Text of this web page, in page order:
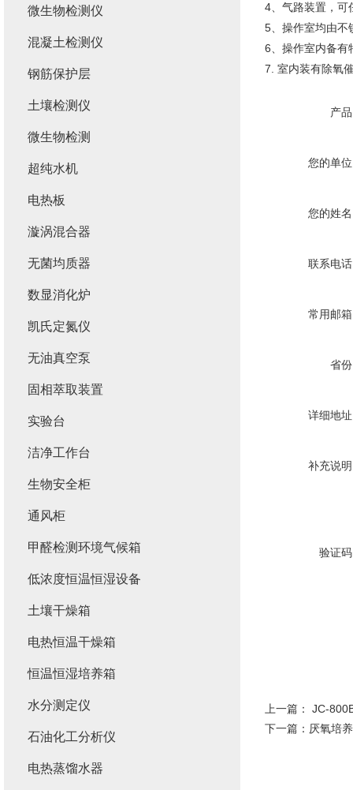
4、气路装置，可
5、操作室均由不
6、操作室内备有
7. 室内装有除氧
产
您的单
您的姓
联系电
常用邮
省
详细地
补充说
验证
上一篇： JC-
下一篇： 厌氧培
微生物检测仪
混凝土检测仪
钢筋保护层
土壤检测仪
微生物检测
超纯水机
电热板
漩涡混合器
无菌均质器
数显消化炉
凯氏定氮仪
无油真空泵
固相萃取装置
实验台
洁净工作台
生物安全柜
通风柜
甲醛检测环境气候箱
低浓度恒温恒湿设备
土壤干燥箱
电热恒温干燥箱
恒温恒湿培养箱
水分测定仪
石油化工分析仪
电热蒸馏水器